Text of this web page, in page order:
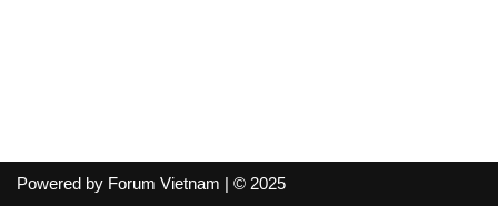
Powered by Forum Vietnam | © 2025